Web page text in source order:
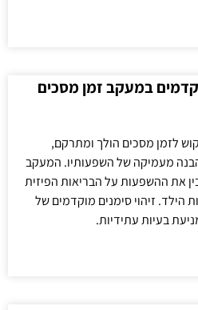
במעקב זמן מסכים
לזמן מסכים הולך ומתרקם,
מעמיקה של השפעותיו. המעקב
את ההשפעות על הבריאות הפיזית
הילד. זיהוי סימנים מוקדמים של
בעיות עתידיות.